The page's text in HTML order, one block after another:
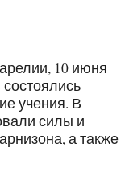
10 июня
учения. В
силы и
а также